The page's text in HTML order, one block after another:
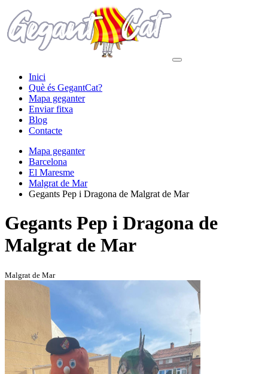
Inici
Què és GegantCat?
Mapa geganter
Enviar fitxa
Blog
Contacte
Mapa geganter
Barcelona
El Maresme
Malgrat de Mar
Gegants Pep i Dragona de Malgrat de Mar
Gegants Pep i Dragona de
Malgrat de Mar
Malgrat de Mar